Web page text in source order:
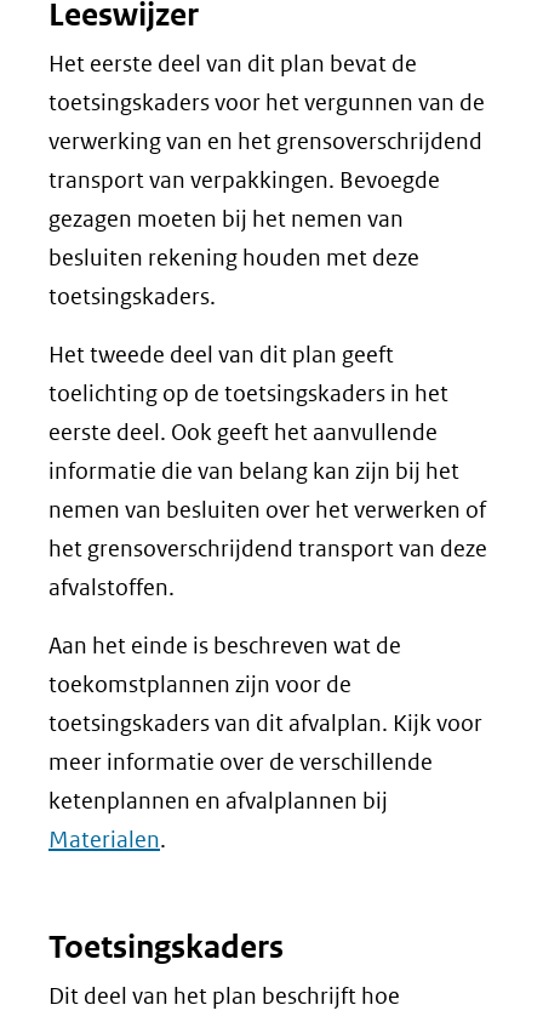
Leeswijzer
Het eerste deel van dit plan bevat de
toetsingskaders voor het vergunnen van de
verwerking van en het grensoverschrijdend
transport van verpakkingen. Bevoegde
gezagen moeten bij het nemen van
besluiten rekening houden met deze
toetsingskaders.
Het tweede deel van dit plan geeft
toelichting op de toetsingskaders in het
eerste deel. Ook geeft het aanvullende
informatie die van belang kan zijn bij het
nemen van besluiten over het verwerken of
het grensoverschrijdend transport van deze
afvalstoffen.
Aan het einde is beschreven wat de
toekomstplannen zijn voor de
toetsingskaders van dit afvalplan. Kijk voor
meer informatie over de verschillende
ketenplannen en afvalplannen bij
Materialen.
Toetsingskaders
Dit deel van het plan beschrijft hoe